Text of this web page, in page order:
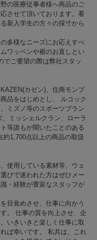
の医療従事者様へ商品のご
させて頂いております。看
新入学生の方々の採寸から
多様なニーズにお応えすべ
ワッペンや裾のお直しとい
でご要望の際は弊社スタッ
カゼン)、住商モンブ
品をはじめとし、 ルコック
ミズノ等のスポーツブラン
ミッシェルクラン、ローラ
等誰もが聞いたことのある
約1,700点以上の商品の取扱
使用している素材等、ウェ
びで迷われた方はぜひメー
・経験が豊富なスタッフが
目覚めさせ、仕事に向かう
。 仕事の質を向上させ、企
いきいきと楽しく仕事に取
ば幸いです。 私共は、これ